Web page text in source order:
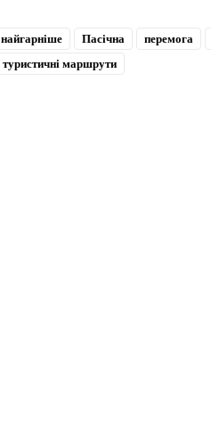
найгарніше Пасічна перемога
туристичні маршрути